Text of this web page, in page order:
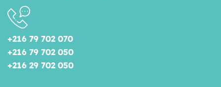
+216 79 702 070
+216 79 702 050
+216 29 702 050